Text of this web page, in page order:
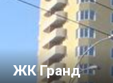
ЖК Гранд